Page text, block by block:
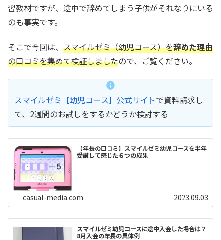
習教材ですが、途中で辞めてしまう子供がそれなりにいる
のも事実です。
そこで今回は、 スマイルゼミ（幼児コース）を辞めた理由
の口コミを集めて検証しましたので、ご覧ください。
スマイルゼミ【幼児コース】公式サイトで資料請求し
て、2週間のお試しをするかどうか検討する
【年長の口コミ】スマイルゼミ幼児コースを半年
受講して感じた６つの成果
casual-media.com 2023.09.03
スマイルゼミ幼児コースに途中入会した場合は？
8月入会の年長の具体例